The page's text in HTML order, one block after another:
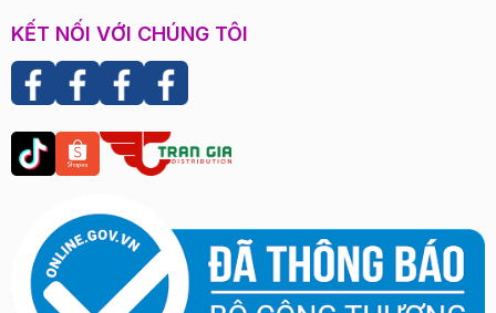
KẾT NỐI VỚI CHÚNG TÔI